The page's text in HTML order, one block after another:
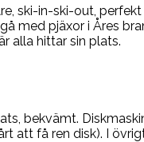
ski-in-ski-out,
med pjäxor i Åres
alla hittar sin plats.
bekvämt.
att få ren disk). I